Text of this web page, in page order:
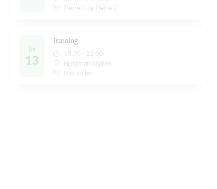
Herre 1 og Herre 2
Tor
13
Træning
18:30 - 21:00
Bjergmarkshallen
Mix-volley